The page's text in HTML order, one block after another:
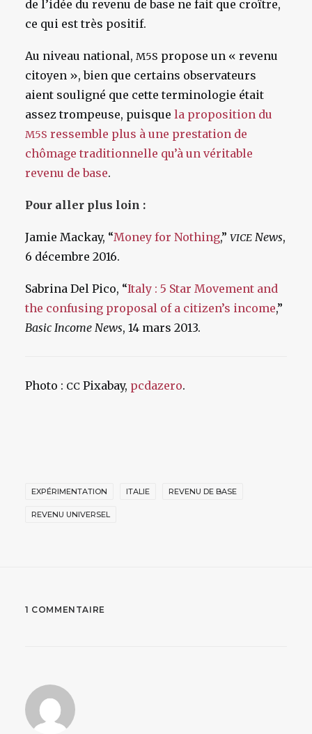
de l’idée du revenu de base ne fait que croître,
ce qui est très positif.
Au niveau national, M5S propose un « revenu
citoyen », bien que certains observateurs
aient souligné que cette terminologie était
assez trompeuse, puisque la proposition du
M5S ressemble plus à une prestation de
chômage traditionnelle qu’à un véritable
revenu de base.
Pour aller plus loin :
Jamie Mackay, “Money for Nothing,” VICE News,
6 décembre 2016.
Sabrina Del Pico, “Italy : 5 Star Movement and
the confusing proposal of a citizen’s income,”
Basic Income News, 14 mars 2013.
Photo : CC Pixabay, pcdazero.
EXPÉRIMENTATION ITALIE REVENU DE BASE
REVENU UNIVERSEL
1 COMMENTAIRE